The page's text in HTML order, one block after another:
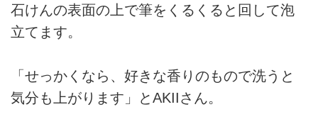
石けんの表面の上で筆をくるくると回して泡
立てます。
「せっかくなら、好きな香りのもので洗うと
気分も上がります」とAKIIさん。